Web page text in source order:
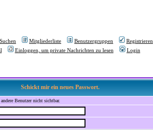
Suchen Mitgliederliste Benutzergruppen
Registrieren
Einloggen, um private Nachrichten zu lesen Login
Schickt mir ein neues Passwort.
Benutzer nicht sichtbar.